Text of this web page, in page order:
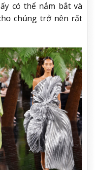
có thể nắm bắt và
chúng trở nên rất